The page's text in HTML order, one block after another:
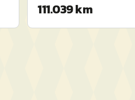
111.039 km